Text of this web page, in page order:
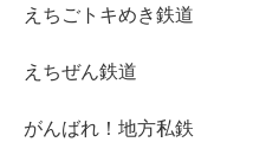
えちごトキめき鉄道
えちぜん鉄道
がんばれ！地方私鉄